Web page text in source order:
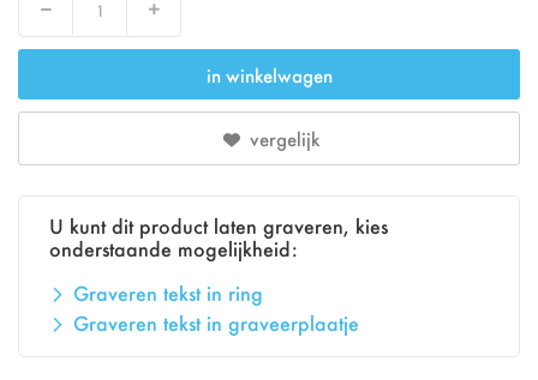
Verlaag Verhoog
in winkelwagen
vergelijk
U kunt dit product laten graveren, kies
onderstaande mogelijkheid:
Graveren tekst in ring
Graveren tekst in graveerplaatje